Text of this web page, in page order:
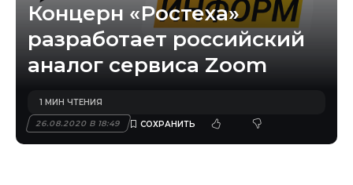
Концерн «Ростеха»
разработает российский
аналог сервиса Zoom
26.08.2020 В 18:49
1 МИН ЧТЕНИЯ